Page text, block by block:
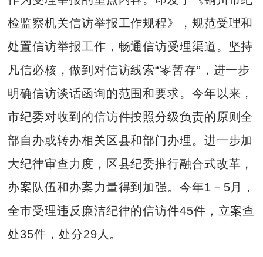
检监察机关信访举报工作规程》，规范受理和
处置信访举报工作，畅通信访受理渠道。坚持
凡信必核，做到对信访线索“零暂存”，进一步
明确信访谈话函询的范围和要求。今年以来，
市纪委对收到的信访件按照分级负责的原则全
部自办或转办相关区县和部门办理。进一步加
大纪律审查力度，区县纪委推行融合式改革，
办案队伍和办案力量得到加强。今年1－5月，
全市受理违反廉洁纪律的信访件45件，立案查
处35件，处分29人。